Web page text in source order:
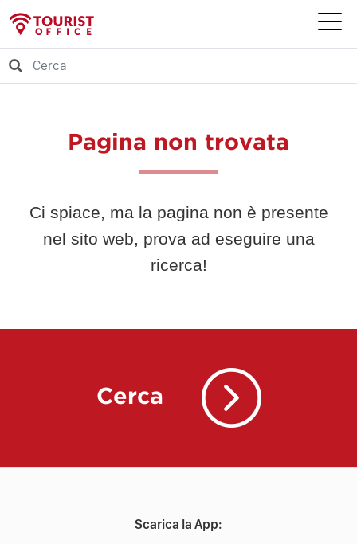
Pagina non trovata
Ci spiace, ma la pagina non è presente
nel sito web, prova ad eseguire una
ricerca!
Cerca
Scarica la App: